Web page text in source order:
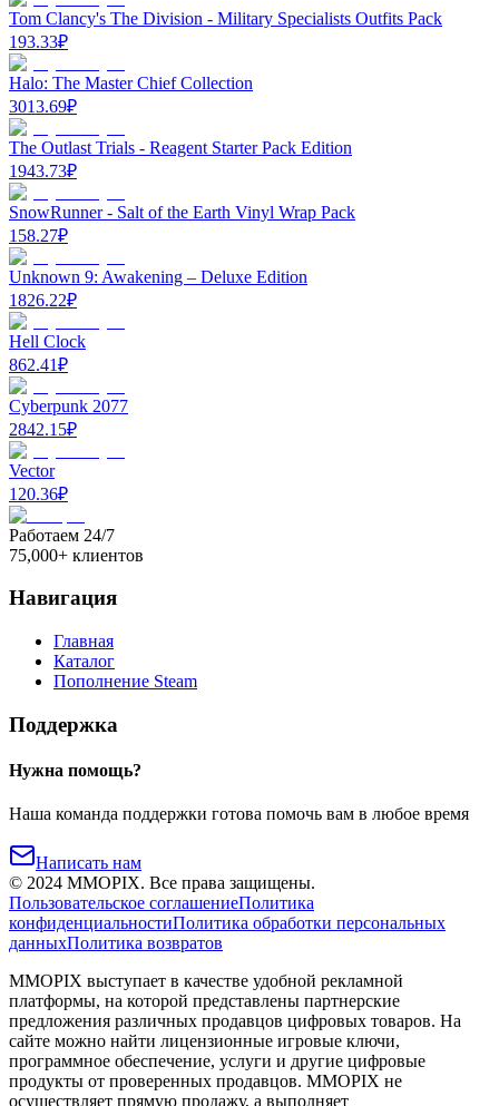
Tom Clancy's The Division - Military Specialists Outfits Pack
193.33₽
Halo: The Master Chief Collection
3013.69₽
The Outlast Trials - Reagent Starter Pack Edition
1943.73₽
SnowRunner - Salt of the Earth Vinyl Wrap Pack
158.27₽
Unknown 9: Awakening – Deluxe Edition
1826.22₽
Hell Clock
862.41₽
Cyberpunk 2077
2842.15₽
Vector
120.36₽
Работаем 24/7
75,000+ клиентов
Навигация
Главная
Каталог
Пополнение Steam
Поддержка
Нужна помощь?
Наша команда поддержки готова помочь вам в любое время
Написать нам
© 2024 MMOPIX. Все права защищены.
Пользовательское соглашениеПолитика
конфиденциальностиПолитика обработки персональных
данныхПолитика возвратов
MMOPIX выступает в качестве удобной рекламной
платформы, на которой представлены партнерские
предложения различных продавцов цифровых товаров. На
сайте можно найти лицензионные игровые ключи,
программное обеспечение, услуги и другие цифровые
продукты от проверенных продавцов. MMOPIX не
осуществляет прямую продажу, а выполняет